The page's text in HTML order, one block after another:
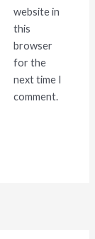
website in
this
browser
for the
next time I
comment.